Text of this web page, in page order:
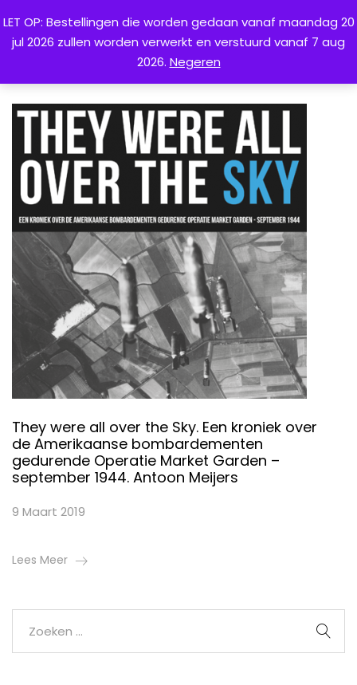
0
They were all over the Sky. Een kroniek over
de Amerikaanse bombardementen
gedurende Operatie Market Garden –
september 1944. Antoon Meijers
9 Maart 2019
Lees Meer
LET OP: Bestellingen die worden gedaan vanaf maandag 20
jul 2026 zullen worden verwerkt en verstuurd vanaf 7 aug
2026. Negeren